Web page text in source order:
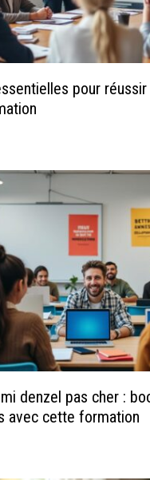
pour
denzel pas cher :
avec cette formation